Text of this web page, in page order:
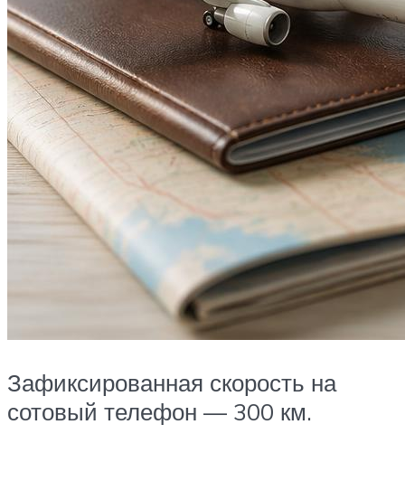
Зафиксированная скорость на
сотовый телефон — 300 км.